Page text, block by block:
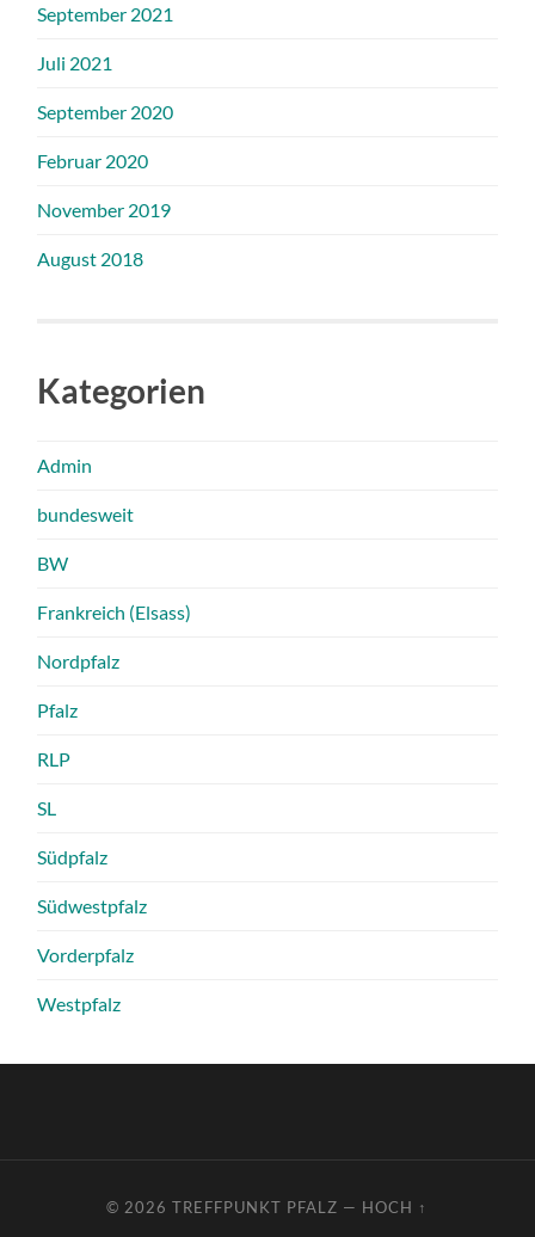
September 2021
Juli 2021
September 2020
Februar 2020
November 2019
August 2018
Kategorien
Admin
bundesweit
BW
Frankreich (Elsass)
Nordpfalz
Pfalz
RLP
SL
Südpfalz
Südwestpfalz
Vorderpfalz
Westpfalz
© 2026TREFFPUNKT PFALZ — HOCH ↑